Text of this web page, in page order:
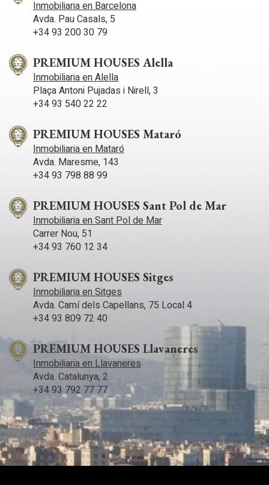
Además, en la primera planta, nos encontramos con una
amplia terraza y un balcón con vistas al jardín que rodea la
propiedad. La vivienda destaca por su luminosidad en cada
información, no dude en ponerse en contacto con nosotros.
Inmobiliaria en Barcelona
Avda. Pau Casals, 5
+34 93 200 30 79
PREMIUM HOUSES Alella
Inmobiliaria en Alella
Plaça Antoni Pujadas i Nirell, 3
+34 93 540 22 22
PREMIUM HOUSES Mataró
Inmobiliaria en Mataró
Avda. Maresme, 143
+34 93 798 88 99
PREMIUM HOUSES Sant Pol de Mar
Inmobiliaria en Sant Pol de Mar
Carrer Nou, 51
+34 93 760 12 34
PREMIUM HOUSES Sitges
Inmobiliaria en Sitges
Avda. Camí­ dels Capellans, 75 Local 4
+34 93 809 72 40
PREMIUM HOUSES Llavaneres
Inmobiliaria en Llavaneres
Avda. Catalunya, 2
+34 93 792 77 77